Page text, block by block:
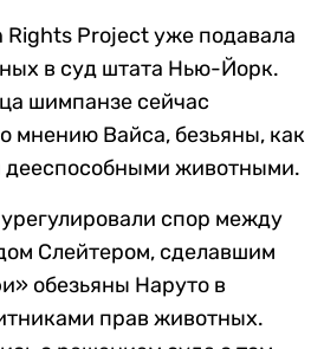
Project уже подавала
в суд штата Нью-Йорк.
шимпанзе сейчас
мнению Вайса, безьяны, как
дееспособными животными.
спор между
Слейтером, сделавшим
обезьяны Наруто в
прав животных.